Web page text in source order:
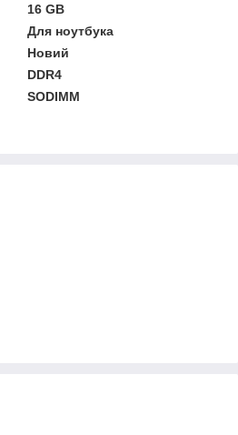
16 GB
Для ноутбука
Новий
DDR4
SODIMM